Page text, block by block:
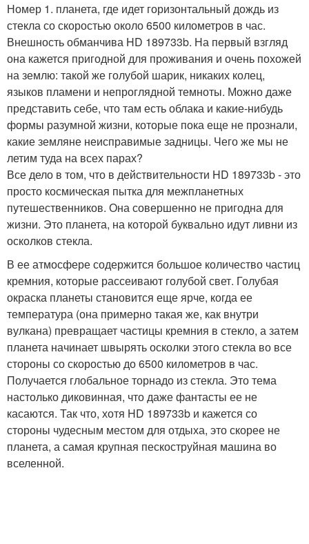
Номер 1. планета, где идет горизонтальный дождь из
стекла со скоростью около 6500 километров в час.
Внешность обманчива HD 189733b. На первый взгляд
она кажется пригодной для проживания и очень похожей
на землю: такой же голубой шарик, никаких колец,
языков пламени и непроглядной темноты. Можно даже
представить себе, что там есть облака и какие-нибудь
формы разумной жизни, которые пока еще не прознали,
какие земляне неисправимые задницы. Чего же мы не
летим туда на всех парах?
Все дело в том, что в действительности HD 189733b - это
просто космическая пытка для межпланетных
путешественников. Она совершенно не пригодна для
жизни. Это планета, на которой буквально идут ливни из
осколков стекла.
В ее атмосфере содержится большое количество частиц
кремния, которые рассеивают голубой свет. Голубая
окраска планеты становится еще ярче, когда ее
температура (она примерно такая же, как внутри
вулкана) превращает частицы кремния в стекло, а затем
планета начинает швырять осколки этого стекла во все
стороны со скоростью до 6500 километров в час.
Получается глобальное торнадо из стекла. Это тема
настолько диковинная, что даже фантасты ее не
касаются. Так что, хотя HD 189733b и кажется со
стороны чудесным местом для отдыха, это скорее не
планета, а самая крупная пескоструйная машина во
вселенной.